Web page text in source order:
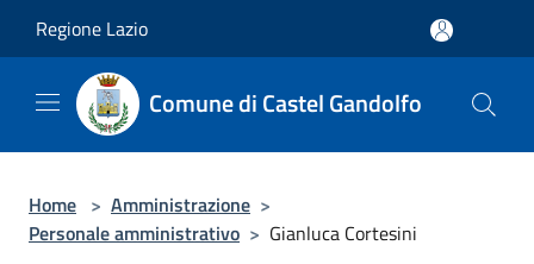
Regione Lazio
Comune di Castel Gandolfo
Home > Amministrazione >
Personale amministrativo > Gianluca Cortesini